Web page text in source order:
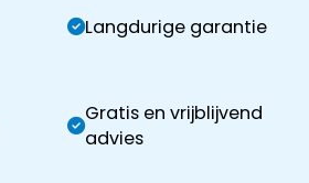
Langdurige garantie
Gratis en vrijblijvend
advies